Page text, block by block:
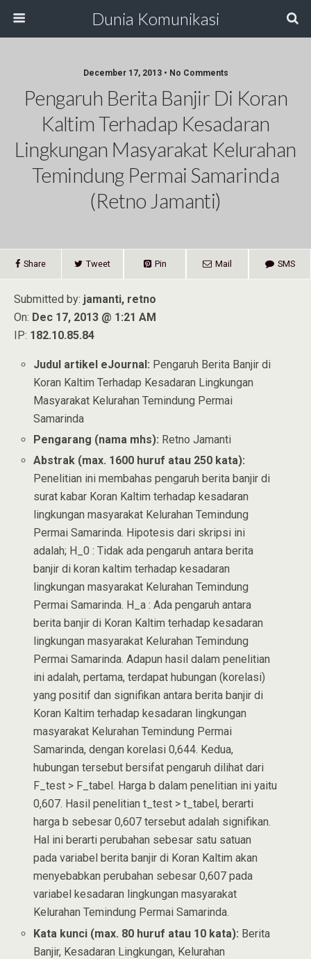
Dunia Komunikasi
December 17, 2013 • No Comments
Pengaruh Berita Banjir Di Koran
Kaltim Terhadap Kesadaran
Lingkungan Masyarakat Kelurahan
Temindung Permai Samarinda
(Retno Jamanti)
Share Tweet Pin Mail SMS
Submitted by: jamanti, retno
On: Dec 17, 2013 @ 1:21 AM
IP: 182.10.85.84
Judul artikel eJournal: Pengaruh Berita Banjir di
Koran Kaltim Terhadap Kesadaran Lingkungan
Masyarakat Kelurahan Temindung Permai
Samarinda
Pengarang (nama mhs): Retno Jamanti
Abstrak (max. 1600 huruf atau 250 kata):
Penelitian ini membahas pengaruh berita banjir di
surat kabar Koran Kaltim terhadap kesadaran
lingkungan masyarakat Kelurahan Temindung
Permai Samarinda. Hipotesis dari skripsi ini
adalah; H_0 : Tidak ada pengaruh antara berita
banjir di koran kaltim terhadap kesadaran
lingkungan masyarakat Kelurahan Temindung
Permai Samarinda. H_a : Ada pengaruh antara
berita banjir di Koran Kaltim terhadap kesadaran
lingkungan masyarakat Kelurahan Temindung
Permai Samarinda. Adapun hasil dalam penelitian
ini adalah, pertama, terdapat hubungan (korelasi)
yang positif dan signifikan antara berita banjir di
Koran Kaltim terhadap kesadaran lingkungan
masyarakat Kelurahan Temindung Permai
Samarinda, dengan korelasi 0,644. Kedua,
hubungan tersebut bersifat pengaruh dilihat dari
F_test > F_tabel. Harga b dalam penelitian ini yaitu
0,607. Hasil penelitian t_test > t_tabel, berarti
harga b sebesar 0,607 tersebut adalah signifikan.
Hal ini berarti perubahan sebesar satu satuan
pada variabel berita banjir di Koran Kaltim akan
menyebabkan perubahan sebesar 0,607 pada
variabel kesadaran lingkungan masyarakat
Kelurahan Temindung Permai Samarinda.
Kata kunci (max. 80 huruf atau 10 kata): Berita
Banjir, Kesadaran Lingkungan, Kelurahan